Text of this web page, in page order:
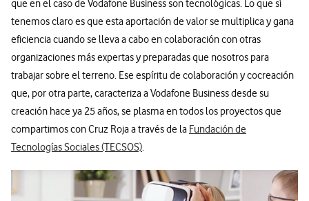
que en el caso de Vodafone Business son tecnológicas. Lo que sí
tenemos claro es que esta aportación de valor se multiplica y gana
eficiencia cuando se lleva a cabo en colaboración con otras
organizaciones más expertas y preparadas que nosotros para
trabajar sobre el terreno. Ese espíritu de colaboración y cocreación
que, por otra parte, caracteriza a Vodafone Business desde su
creación hace ya 25 años, se plasma en todos los proyectos que
compartimos con Cruz Roja a través de la Fundación de
Tecnologías Sociales (TECSOS).